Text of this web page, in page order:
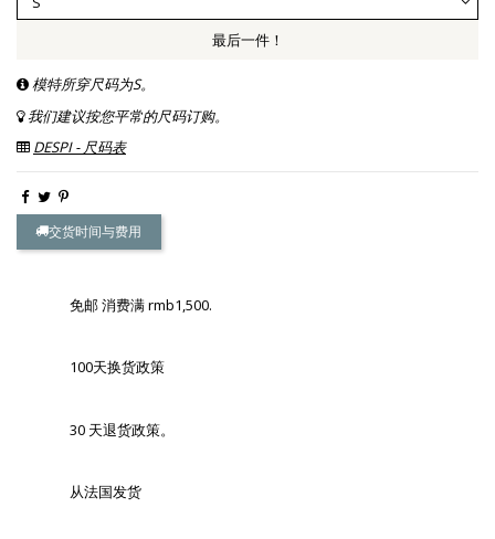
最后一件！
模特所穿尺码为S。
我们建议按您平常的尺码订购。
DESPI - 尺码表
交货时间与费用
免邮 消费满 rmb1,500.
100天换货政策
30 天退货政策。
从法国发货